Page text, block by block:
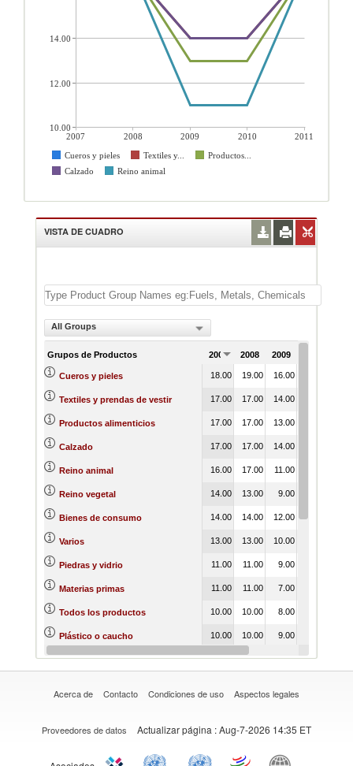
2007 2008 2009 2010
2011
Cueros y pieles
Textiles y...
Productos...
Calzado
Reino animal
14.00
12.00
10.00
VISTA DE CUADRO
All Groups
Grupos de Productos 2007 2008 2009
Cueros y pieles 18.00 19.00 16.00
Textiles y prendas de vestir 17.00 17.00 14.00
Productos alimenticios 17.00 17.00 13.00
Calzado 17.00 17.00 14.00
Reino animal 16.00 17.00 11.00
Reino vegetal 14.00 13.00 9.00
Bienes de consumo 14.00 14.00 12.00 12.00
Varios 13.00 13.00 10.00
Piedras y vidrio 11.00 11.00 9.00
Materias primas 11.00 11.00 7.00
Todos los productos 10.00 10.00 8.00
Plástico o caucho 10.00 10.00 9.00
Madera 10.00 10.00 8.00 8.00
Acerca de Contacto Condiciones de uso Aspectos legales
Proveedores de datos Actualizar página : Aug-7-2026 14:35 ET